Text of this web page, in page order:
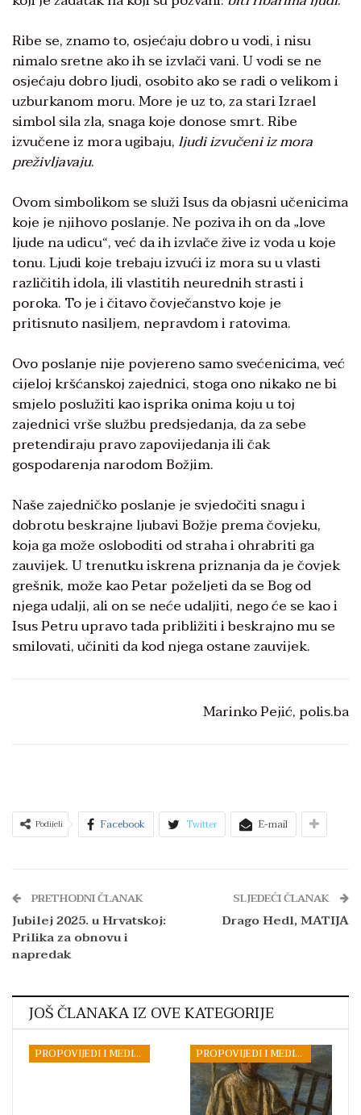
Ribe se, znamo to, osjećaju dobro u vodi, i nisu
nimalo sretne ako ih se izvlači vani. U vodi se ne
osjećaju dobro ljudi, osobito ako se radi o velikom i
uzburkanom moru. More je uz to, za stari Izrael
simbol sila zla, snaga koje donose smrt. Ribe
izvučene iz mora ugibaju,ljudi izvučeni iz mora
preživljavaju.
Ovom simbolikom se služi Isus da objasni učenicima
koje je njihovo poslanje. Ne poziva ih on da „love
ljude na udicu“, već da ih izvlače žive iz voda u koje
tonu. Ljudi koje trebaju izvući iz mora su u vlasti
različitih idola, ili vlastitih neurednih strasti i
poroka. To je i čitavo čovječanstvo koje je
pritisnuto nasiljem, nepravdom i ratovima.
Ovo poslanje nije povjereno samo svećenicima, već
cijeloj kršćanskoj zajednici, stoga ono nikako ne bi
smjelo poslužiti kao isprika onima koju u toj
zajednici vrše službu predsjedanja, da za sebe
pretendiraju pravo zapovijedanja ili čak
gospodarenja narodom Božjim.
Naše zajedničko poslanje je svjedočiti snagu i
dobrotu beskrajne ljubavi Božje prema čovjeku,
koja ga može osloboditi od straha i ohrabriti ga
zauvijek. U trenutku iskrena priznanja da je čovjek
grešnik, može kao Petar poželjeti da se Bog od
njega udalji, ali on se neće udaljiti, nego će se kao i
Isus Petru upravo tada približiti i beskrajno mu se
smilovati, učiniti da kod njega ostane zauvijek.
Marinko Pejić, polis.ba
Podijeli Facebook Twitter E-mail
PRETHODNI ČLANAK
Jubilej 2025. u Hrvatskoj:
Prilika za obnovu i
napredak
SLJEDEĆI ČLANAK
Drago Hedl, MATIJA
JOŠ ČLANAKA IZ OVE KATEGORIJE
PROPOVIJEDI I MEDITACIJE PROPOVIJEDI I MEDITACIJE